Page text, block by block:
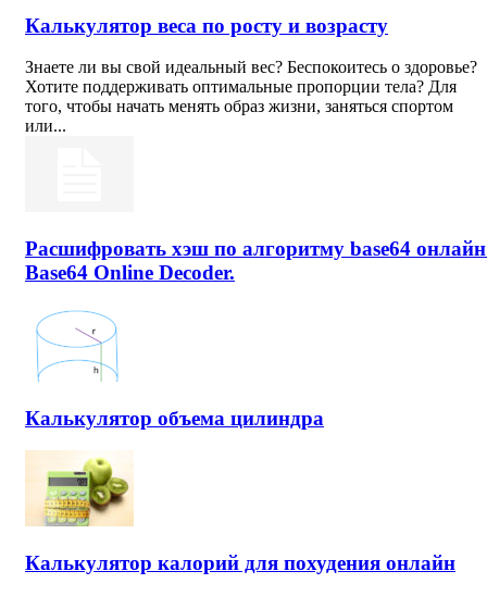
Калькулятор веса по росту и возрасту
Знаете ли вы свой идеальный вес? Беспокоитесь о здоровье?
Хотите поддерживать оптимальные пропорции тела? Для
того, чтобы начать менять образ жизни, заняться спортом
или...
Расшифровать хэш по алгоритму base64
Base64 Online Decoder.
Калькулятор объема цилиндра
Калькулятор калорий для похудения онлайн